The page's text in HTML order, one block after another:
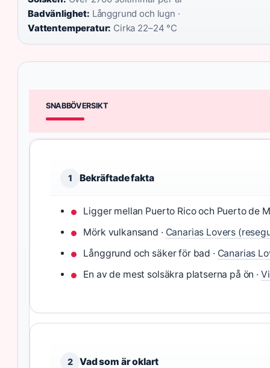
Badvänlighet: Långgrund och lugn ·
Vattentemperatur: Cirka 22–24 °C
SNABBÖVERSIKT
1 Bekräftade fakta
Ligger mellan Puerto Rico och Puerto de
Mörk vulkansand · Canarias Lovers
Långgrund och säker för bad · Canarias
En av de mest solsäkra platserna på ön ·
2 Vad som är oklart